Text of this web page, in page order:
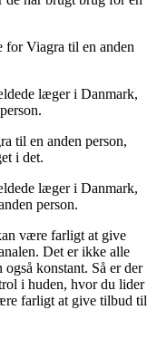
for Viagra til en anden
læger i Danmark,
til en anden person,
i det.
læger i Danmark,
person.
være farligt at give
Det er ikke alle
konstant. Så er der
i huden, hvor du lider
farligt at give tilbud til